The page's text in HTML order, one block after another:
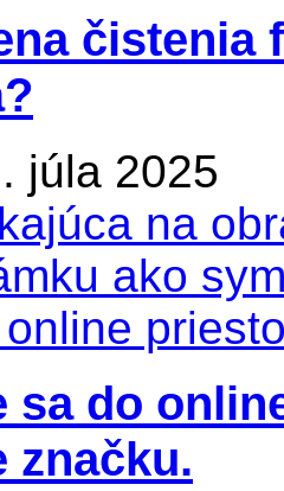
čistenia
júla 2025
sa do
značku.